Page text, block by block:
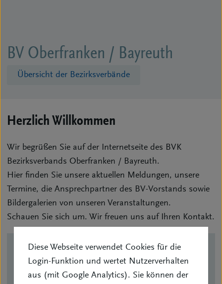
Diese Webseite verwendet Cookies für die
Login-Funktion und wertet Nutzerverhalten
aus (mit Google Analytics). Sie können der
BV Oberfranken / Bayreuth
Übersicht der Bezirksverbände
Herzlich Willkommen
Wir begrüßen Sie auf der Internetseite des BVK
Bezirksverbands Oberfranken / Bayreuth.
Hier finden Sie unsere aktuellen Meldungen, unsere
Termine, die Ansprechpartner des BV-Vorstands sowie
Bildergalerien von unseren Veranstaltungen.
Schauen Sie sich um. Wir freuen uns auf Ihren Kontakt.
Kontakt